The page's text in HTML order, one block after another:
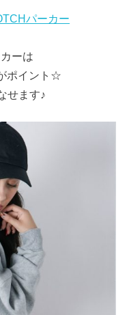
パーカー
ーは
ポイント☆
せます♪